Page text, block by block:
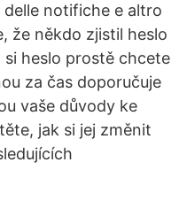
notifiche e altro
že někdo zjistil heslo
si heslo prostě chcete
za čas doporučuje
vaše důvody ke
jak si jej změnit